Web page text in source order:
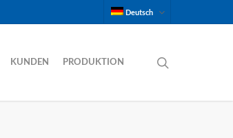
Deutsch
KUNDEN PRODUKTION